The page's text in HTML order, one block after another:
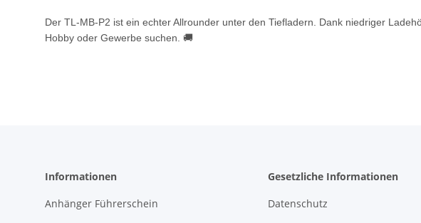
Der TL-MB-P2 ist ein echter Allrounder unter den Tiefladern. Dank niedriger
Hobby oder Gewerbe suchen. 🚚
Informationen
Anhänger Führerschein
Gesetzliche Informationen
Datenschutz